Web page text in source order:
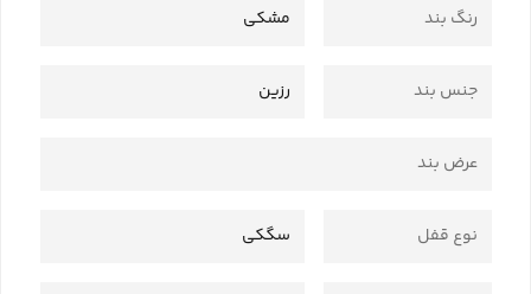
رنگ بند مشکی
جنس بند رزین
عرض بند
نوع قفل سگکی